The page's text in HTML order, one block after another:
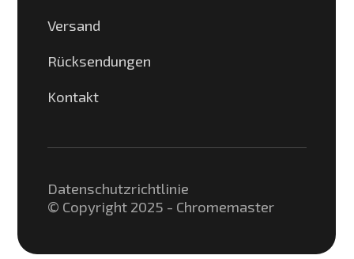
Versand
Rücksendungen
Kontakt
© Copyright 2025 - Chromemaster
Datenschutzrichtlinie